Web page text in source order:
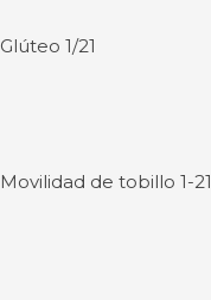
Glúteo 1/21
Movilidad de tobillo 1-21